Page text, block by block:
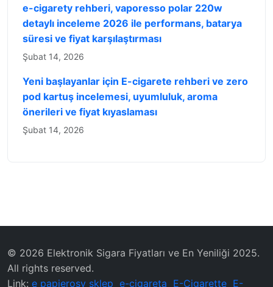
e-cigarety rehberi, vaporesso polar 220w
detaylı inceleme 2026 ile performans, batarya
süresi ve fiyat karşılaştırması
Şubat 14, 2026
Yeni başlayanlar için E-cigarete rehberi ve zero
pod kartuş incelemesi, uyumluluk, aroma
önerileri ve fiyat kıyaslaması
Şubat 14, 2026
© 2026 Elektronik Sigara Fiyatları ve En Yeniliği 2025.
All rights reserved.
Link: e papierosy sklep e-cigareta E-Cigarette E-